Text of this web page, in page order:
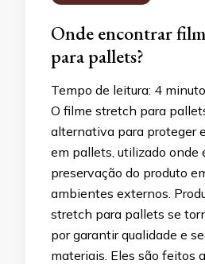
Onde encontrar
para pallets?
Tempo de leitura: 4
O filme stretch para
alternativa para proteger
em pallets, utilizado onde
preservação do produto
ambientes externos.
stretch para pallets se
por garantir qualidade e
materiais. Eles são feitos